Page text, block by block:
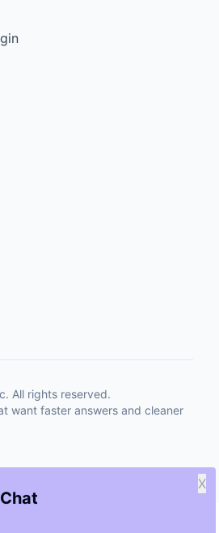
X
All rights reserved.
want faster answers and cleaner